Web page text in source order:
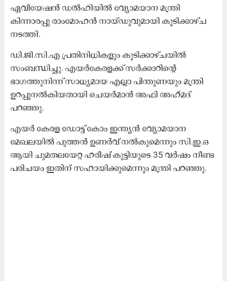
ഏവിയേഷൻ ഡൽഹിയിൽ വ്യോമയാന മന്ത്രി
കിന്നാരപ്പു രാംമോഹൻ നായ്‌ഡുവുമായി കൂടിക്കാഴ്ച
നടത്തി.
ഡി.ജി.സി.എ പ്രതിനിധികളും കൂടിക്കാഴ്ചയിൽ
സംബന്ധിച്ചു. എയർകേരളക്ക്​ സർക്കാറിന്‍റെ
ഭാഗത്തുനിന്ന്​ സാധ്യമായ എല്ലാ പിന്തുണയും മന്ത്രി
ഉറപ്പുനൽകിയതായി ചെയർമാൻ അഫി അഹ്‌മദ്‌
പറഞ്ഞു.
എയർ കേരള ഡോട്ട് കോം ഇന്ത്യൻ വ്യോമയാന
മേഖലയിൽ പുത്തൻ ഉണർവ് നൽകുമെന്നും സി.ഇ.ഒ
ആയി ചുമതലയേറ്റ ഹരീഷ് കുട്ടിയുടെ 35 വർഷം നീണ്ട
പരിചയം ഇതിന്​ സഹായിക്കുമെന്നും മന്ത്രി പറഞ്ഞു.